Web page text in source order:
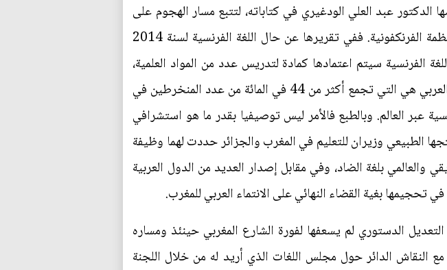
عبد العلي الودغيري في كتاباته، لتتبع مسار الهجوم على
العربية وما تحيل عليه من قيم، بل يكفينا متابعة التقارير الصادرة عن المنظمة الفرنكفونية. ففي تقريرها عن حال اللغة الفرنسية لسنة 2014
الفرنسية سيتم اعتمادها كمادة لتدريس عدد من المواد العلمية،
وخصوصا في المرحلة الجامعية. وفي نفس الوثيقة نجد أن منطقة المغرب العربي هي التي تجمع أكثر من 44 في المائة من عدد المنخرطين في
عبر العالم. وبالطبع فالأمر ليس توصيفيا بقدر ما هو استشرافي
وزيران للتعليم في المغرب والجزائر حددت لهما وظيفة
والعالمي بلغة الضاد، وفي مقابل إصدار العديد من الدول العربية
تحجيمها بغية القضاء النهائي على الانتماء العربي للمغرب.
الدستوري لم يسعفها لفورة الشارع المغربي حينئذ ومساره
النقاش الدائر حول مجلس اللغات الذي أريد له من خلال اللجنة